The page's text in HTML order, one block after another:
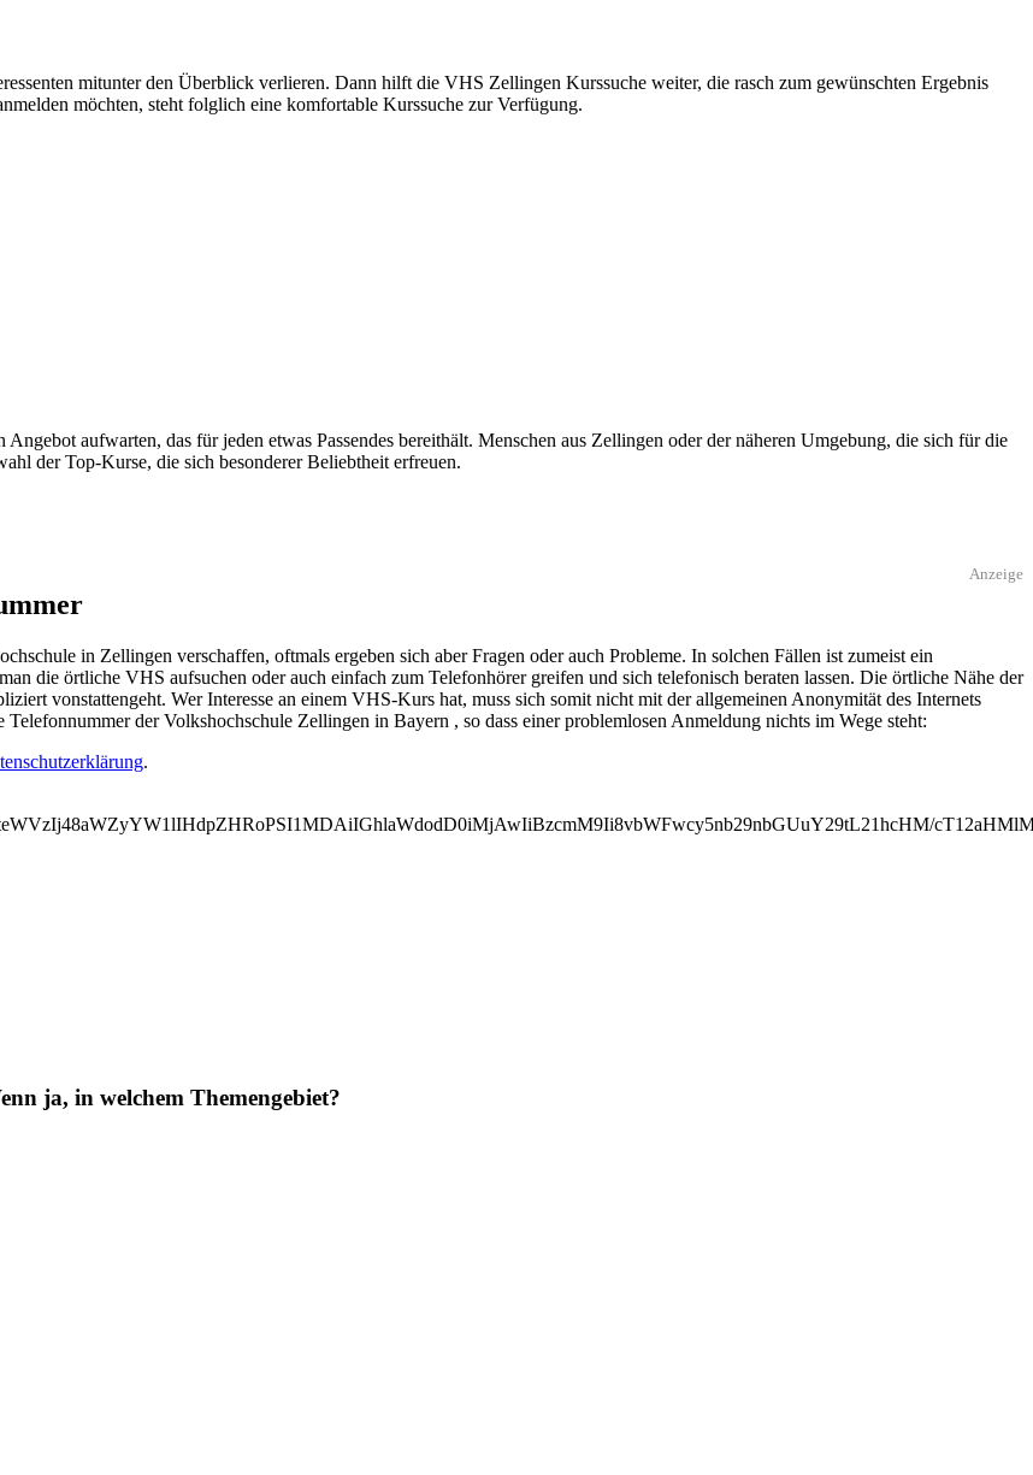
mitunter den Überblick verlieren. Dann hilft die VHS Zellingen Kurssuche weiter, die rasch zum gewünschten Ergebnis
möchten, steht folglich eine komfortable Kurssuche zur Verfügung.
aufwarten, das für jeden etwas Passendes bereithält. Menschen aus Zellingen oder der näheren Umgebung, die sich für die
der Top-Kurse, die sich besonderer Beliebtheit erfreuen.
Anzeige
in Zellingen verschaffen, oftmals ergeben sich aber Fragen oder auch Probleme. In solchen Fällen ist zumeist ein
die örtliche VHS aufsuchen oder auch einfach zum Telefonhörer greifen und sich telefonisch beraten lassen. Die örtliche Nähe der
vonstattengeht. Wer Interesse an einem VHS-Kurs hat, muss sich somit nicht mit der allgemeinen Anonymität des Internets
der Volkshochschule Zellingen in Bayern , so dass einer problemlosen Anmeldung nichts im Wege steht:
.
ja, in welchem Themengebiet?